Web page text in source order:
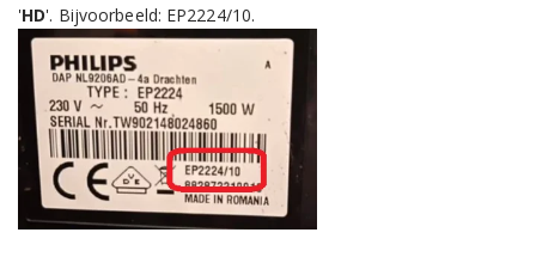
Philips EP2232/40
Philips EP2235/40
Philips EP2236/40R1
Philips EP3221/40
Philips EP3241/50
'HD'. Bijvoorbeeld: EP2224/10.